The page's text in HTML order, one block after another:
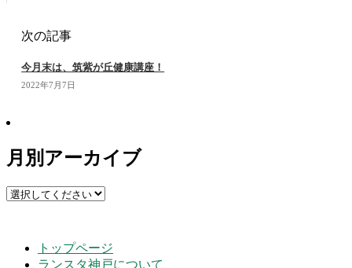
次の記事
今月末は、筑紫が丘健康講座！
2022年7月7日
月別アーカイブ
トップページ
ランスタ神戸について